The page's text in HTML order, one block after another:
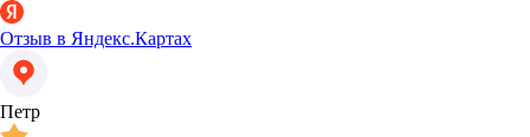
Отзыв в Яндекс.Картах
Петр